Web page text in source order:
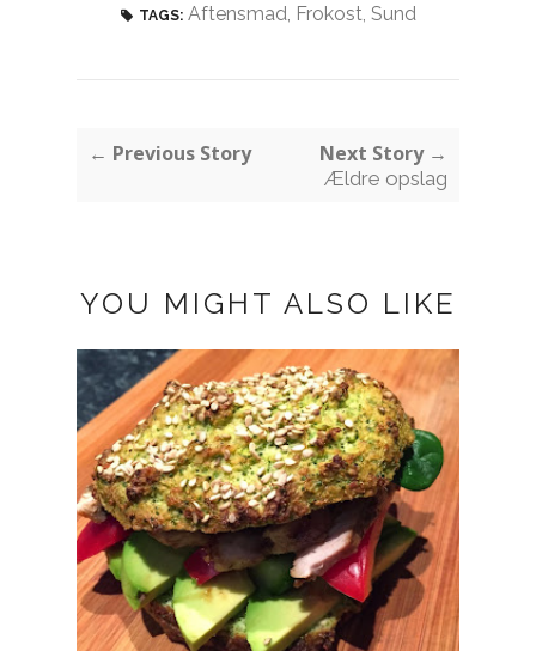
TAGS: Aftensmad Frokost Sund
← Previous Story Next Story →
Ældre opslag
YOU MIGHT ALSO LIKE